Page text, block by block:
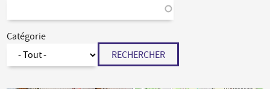
Catégorie
RECHERCHER